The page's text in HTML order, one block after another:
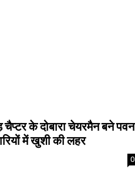
के दोबारा चेयरमैन बने पवन
में खुशी की लहर
0